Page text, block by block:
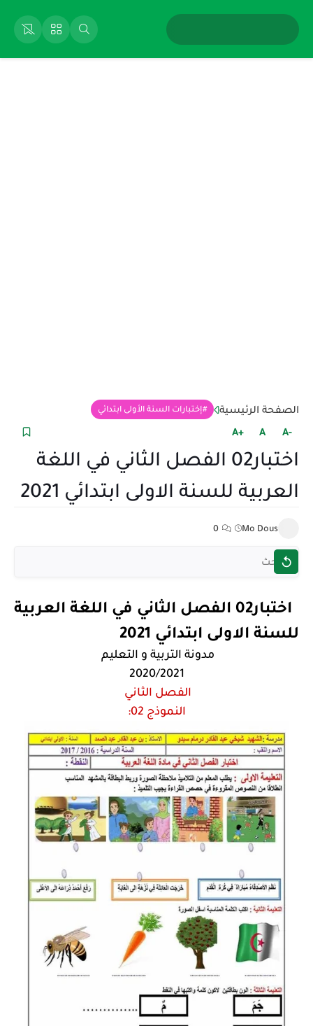
الصفحة الرئيسية إختبارات السنة الأولى ابتدائي
+A A -A
اختبار02 الفصل الثاني في اللغة
العربية للسنة الاولى ابتدائي 2021
Mo Dous
0
اختبار02 الفصل الثاني في اللغة العربية
للسنة الاولى ابتدائي 2021
مدونة التربية و التعليم
2020/2021
الفصل الثاني
النموذج 02: